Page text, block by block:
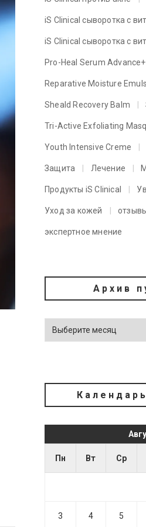
iS Clinical сыворотка с
iS Clinical сыворотка с
Pro-Heal Serum Advance+
Reparative Moisture
Sheald Recovery Balm
Tri-Active Exfoliating
Youth Intensive Creme
Защита Лечение
Продукты iS Clinical
Уход за кожей
экспертное мнение
Архив
Пн Вт Ср
3 4 5